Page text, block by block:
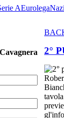
AEurolega
2°